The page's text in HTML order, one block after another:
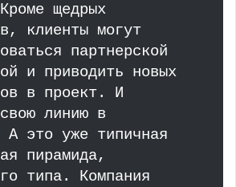
щедрых
клиенты могут
партнерской
и приводить новых
в проект. И
линию в
А это уже типичная
пирамида,
типа. Компания